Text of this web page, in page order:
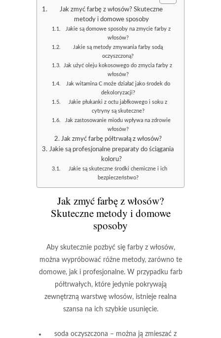
Jak zmyć farbę z włosów? Skuteczne
metody i domowe sposoby
Jakie są domowe sposoby na zmycie farby z
włosów?
Jakie są metody zmywania farby sodą
oczyszczoną?
Jak użyć oleju kokosowego do zmycia farby z
włosów?
Jak witamina C może działać jako środek do
dekoloryzacji?
Jakie płukanki z octu jabłkowego i soku z
cytryny są skuteczne?
Jak zastosowanie miodu wpływa na zdrowie
włosów?
Jak zmyć farbę półtrwałą z włosów?
Jakie są profesjonalne preparaty do ściągania
koloru?
Jakie są skuteczne środki chemiczne i ich
bezpieczeństwo?
Jak zmyć farbę z włosów?
Skuteczne metody i domowe
sposoby
Aby skutecznie pozbyć się farby z włosów,
można wypróbować różne metody, zarówno te
domowe, jak i profesjonalne. W przypadku farb
półtrwałych, które jedynie pokrywają
zewnętrzną warstwę włosów, istnieje realna
szansa na ich szybkie usunięcie.
soda oczyszczona – można ją zmieszać z